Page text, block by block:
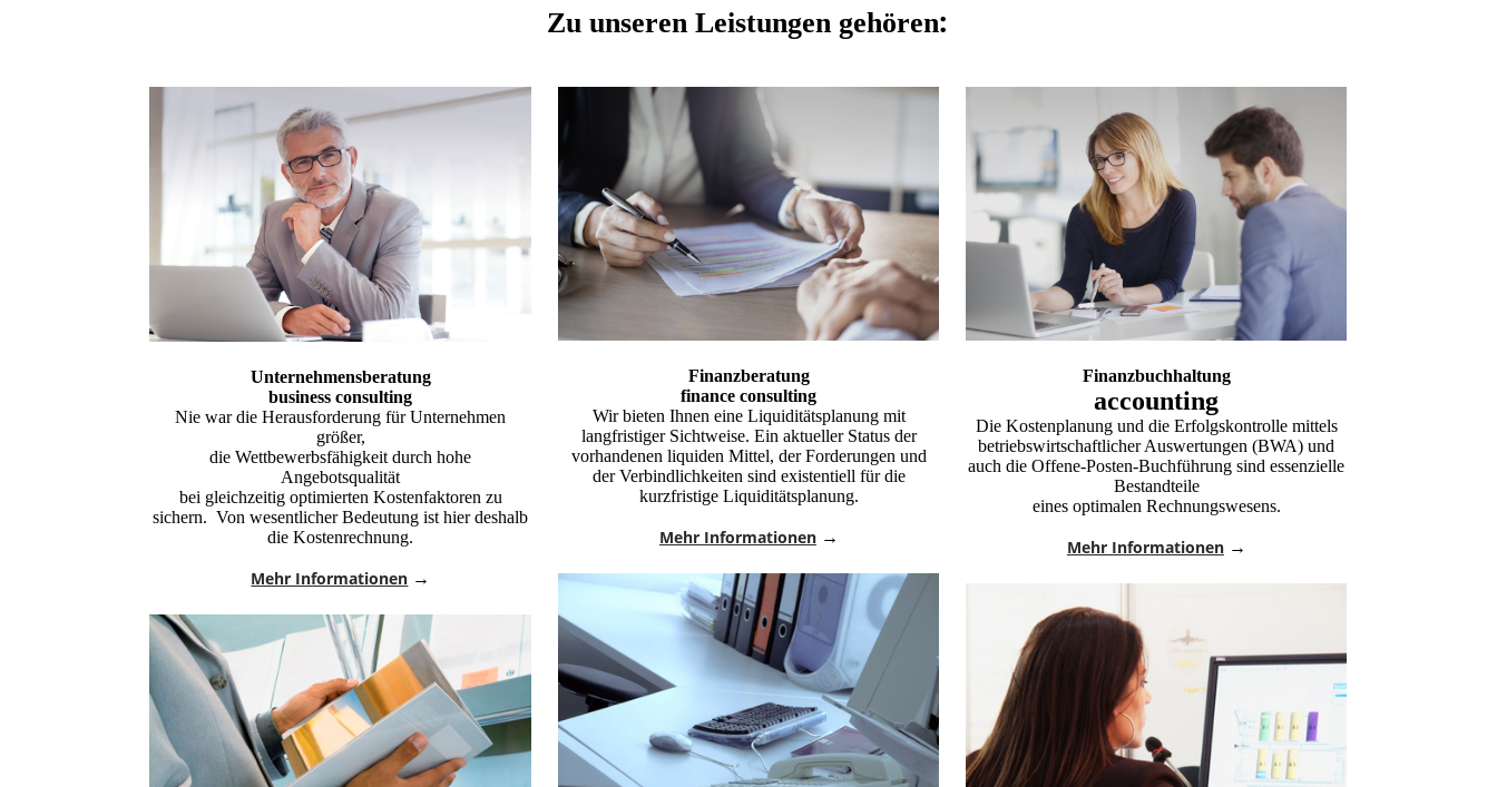
Zu unseren Leistungen gehören:
Unternehmensberatung
business consulting
Nie war die Herausforderung für Unternehmen
größer,
die Wettbewerbsfähigkeit durch hohe
Angebotsqualität
bei gleichzeitig optimierten Kostenfaktoren zu
sichern. Von wesentlicher Bedeutung ist hier deshalb
die Kostenrechnung.
Mehr Informationen →
Finanzberatung
finance consulting
Wir bieten Ihnen eine Liquiditätsplanung mit
langfristiger Sichtweise. Ein aktueller Status der
vorhandenen liquiden Mittel, der Forderungen und
der Verbindlichkeiten sind existentiell für die
kurzfristige Liquiditätsplanung.
Mehr Informationen →
Finanzbuchhaltung
accounting
Die Kostenplanung und die Erfolgskontrolle mittels
betriebswirtschaftlicher Auswertungen (BWA) und
auch die Offene-Posten-Buchführung sind essenzielle
Bestandteile
eines optimalen Rechnungswesens.
Mehr Informationen →